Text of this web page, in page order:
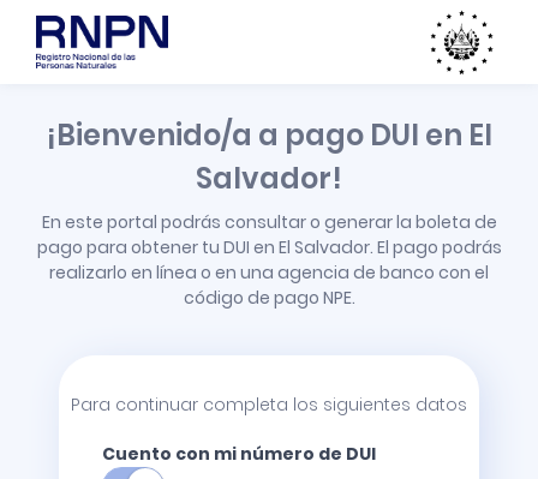
¡Bienvenido/a a pago DUI en El
Salvador!
En este portal podrás consultar o generar la boleta de
pago para obtener tu DUI en El Salvador. El pago podrás
realizarlo en línea o en una agencia de banco con el
código de pago NPE.
Para continuar completa los siguientes datos
Cuento con mi número de DUI